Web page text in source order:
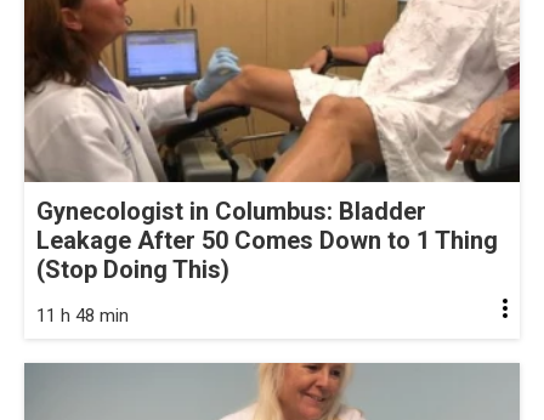
Gynecologist in Columbus: Bladder
Leakage After 50 Comes Down to 1 Thing
(Stop Doing This)
11 h 48 min